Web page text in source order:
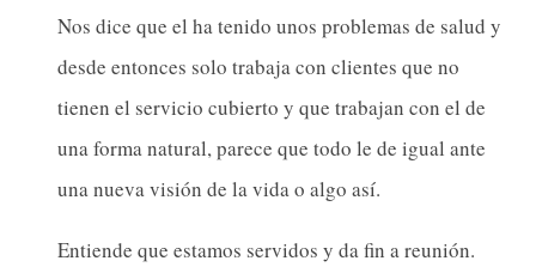
Nos dice que el ha tenido unos problemas de salud y
desde entonces solo trabaja con clientes que no
tienen el servicio cubierto y que trabajan con el de
una forma natural, parece que todo le de igual ante
una nueva visión de la vida o algo así.
Entiende que estamos servidos y da fin a reunión.